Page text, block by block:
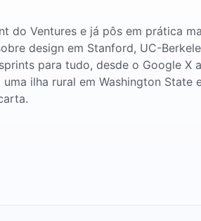
do Ventures e já pôs em prática
design em Stanford, UC-
para tudo, desde o Google X
ilha rural em Washington State